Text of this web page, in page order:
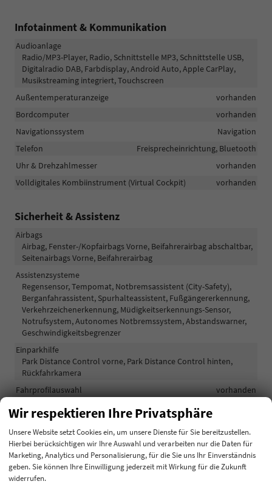
Infotainment & Kommunikation
Audioanlage
Radio/MP3-Player, Radio, Schnittstelle MP3, Schnittstelle USB,
Digitalradio DAB, Farbdisplay, Android Auto, Apple CarPlay,
Musikstreaming integriert, Touchscreen
Außentemperaturanzeige
vorhanden
Bordcomputer
vorhanden
Navigationssystem
Navigation
Telefon
Freisprecheinrichtung, Bluetooth
Uhr & Drehzahlmesser
vorhanden
Volldigitales Kombiinstrument (Virtual Cockpit)
vorhanden
Sicherheit & Assistenz
Airbags
Airbag, Fenster-/Kopfairbags Vorne, Beifahrerairbag abschaltbar,
Seitenairbags Vorne, Beifahrerairbag
Assistenzsysteme
Regensensor, Tempomat, Notbremsassistent (City-Safety),
Berganfahrassistent, Spurhalteassistent, Fußgängererkennung,
Verkehrzeichenerkennung, Müdigkeitserkennungs-Sensor,
Notrufsystem, Autonomes Notbremssystem, Abstandswarner,
Geschwindigkeitsbegrenzer
Einparkhilfe
Park Distance Control vorne, Park Distance Control hinten,
Rückfahrkamera
Fahrprofilauswahl
vorhanden
Innenspiegel automatisch abblendend
Lichttechnik
Kurvenlicht, Lichtsensor, Nebelscheinwerfer, Tagfahrlicht,
Nebelscheinwerfer mit Kurvenlicht, LED-Rückleuchten, LED-
Scheinwerfer, Fernlichtassistent, LED-Tagfahrlicht, Blendfreies
Wir respektieren Ihre Privatsphäre
Unsere Website setzt Cookies ein, um unsere Dienste für Sie bereitzustellen.
Hierbei berücksichtigen wir Ihre Auswahl und verarbeiten nur die Daten für
Marketing, Analytics und Personalisierung, für die Sie uns Ihr Einverständnis
geben. Sie können Ihre Einwilligung jederzeit mit Wirkung für die Zukunft
widerrufen.